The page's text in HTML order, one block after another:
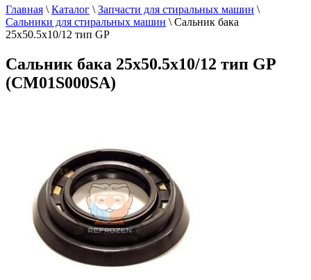
Главная \ Каталог \ Запчасти для стиральных машин \
Сальники для стиральных машин \ Сальник бака
25x50.5x10/12 тип GP
Сальник бака 25x50.5x10/12 тип GP
(СМ01S000SA)